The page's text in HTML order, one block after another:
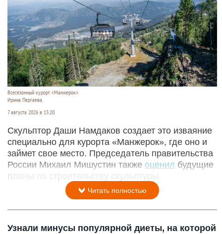
Всесезонный курорт «Манжерок».
Ирина Пергаева.
7 августа 2026 в 15:20
Скульптор Даши Намдаков создает это изваяние
специально для курорта «Манжерок», где оно и
займет свое место. Председатель правительства
России Михаил Мишустин также оценил будущие
планы по строительству скульптуры.
Читать полностью
Узнали минусы популярной диеты, на которой